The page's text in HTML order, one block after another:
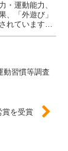
・運動能力、
、「外遊び」
れています。
ブ京都では、
身に着けてい
動習慣等調査
賞を受賞